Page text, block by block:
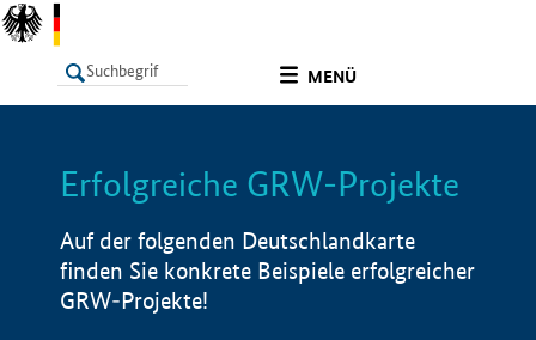
MENÜ
LISTE Info
Erfolgreiche GRW-Projekte
Auf der folgenden Deutschlandkarte
finden Sie konkrete Beispiele erfolgreicher
GRW-Projekte!